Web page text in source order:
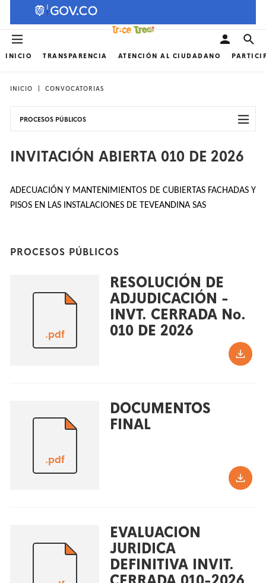
INICIO TRANSPARENCIA ATENCIÓN AL CIUDADANO
INICIO CONVOCATORIAS
PROCESOS PÚBLICOS
INVITACIÓN ABIERTA 010 DE 2026
ADECUACIÓN Y MANTENIMIENTOS DE CUBIERTAS FACHADAS Y
PISOS EN LAS INSTALACIONES DE TEVEANDINA SAS
PROCESOS PÚBLICOS
.pdf
RESOLUCIÓN DE
ADJUDICACIÓN -
INVT. CERRADA No.
010 DE 2026
.pdf
DOCUMENTOS
FINAL
EVALUACION
JURIDICA
DEFINITIVA INVIT.